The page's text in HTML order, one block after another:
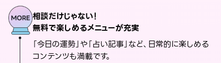
相談だけじゃない！
無料で楽しめるメニューが充実
「今日の運勢」や「占い記事」など、日常的に楽しめる
コンテンツも満載です。